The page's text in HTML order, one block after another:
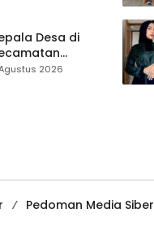
Desa di
Diduga
2026
Pedoman Media Siber